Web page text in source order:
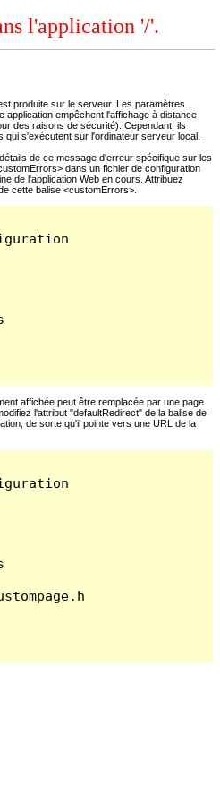
l'application '/'.
produite sur le serveur. Les paramètres
empêchent l'affichage à distance
des raisons de sécurité). Cependant, ils
s'exécutent sur l'ordinateur serveur local.
de ce message d'erreur spécifique sur les
dans un fichier de configuration
de l'application Web en cours. Attribuez
cette balise <customErrors>.
affichée peut être remplacée par une page
l'attribut "defaultRedirect" de la balise de
de sorte qu'il pointe vers une URL de la